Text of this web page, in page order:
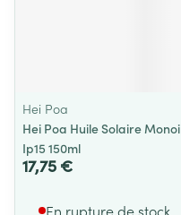
Hei Poa
Hei Poa Huile Solaire Monoi
Ip15 150ml
17,75 €
En rupture de stock